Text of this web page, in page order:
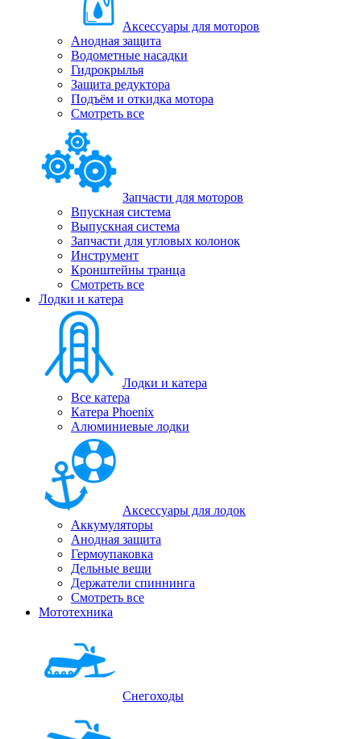
Аксессуары для моторов
Анодная защита
Водометные насадки
Гидрокрылья
Защита редуктора
Подъём и откидка мотора
Смотреть все
Запчасти для моторов
Впускная система
Выпускная система
Запчасти для угловых колонок
Инструмент
Кронштейны транца
Смотреть все
Лодки и катера
Лодки и катера
Все катера
Катера Phoenix
Алюминиевые лодки
Аксессуары для лодок
Аккумуляторы
Анодная защита
Гермоупаковка
Дельные вещи
Держатели спиннинга
Смотреть все
Мототехника
Снегоходы